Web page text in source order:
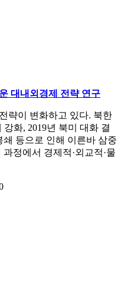
대내외경제 전략 연구
략이 변화하고 있다. 북한
화, 2019년 북미 대화 결
쇄 등으로 인해 이른바 삼중
정에서 경제적·외교적·물